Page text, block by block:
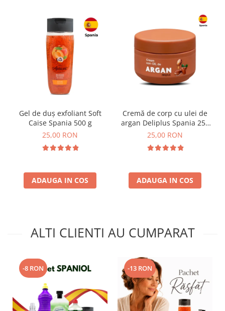
Gel de duș exfoliant Soft
Caise Spania 500 g
25,00 RON
ADAUGA IN COS
Cremă de corp cu ulei de
argan Deliplus Spania 250
ml
25,00 RON
ADAUGA IN COS
ALTI CLIENTI AU CUMPARAT
-8 RON -13 RON